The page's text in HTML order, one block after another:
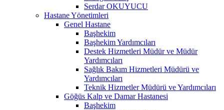
Serdar OKUYUCU
Hastane Yönetimleri
Genel Hastane
Başhekim
Başhekim Yardımcıları
Destek Hizmetleri Müdür ve Müdür
Yardımcıları
Sağlık Bakım Hizmetleri Müdürü ve
Yardımcıları
Teknik Hizmetler Müdürü ve Yardımcıları
Göğüs Kalp ve Damar Hastanesi
Başhekim